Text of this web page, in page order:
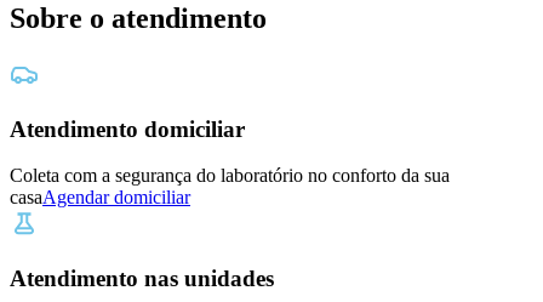
Sobre o atendimento
Atendimento domiciliar
Coleta com a segurança do laboratório no conforto da sua
casaAgendar domiciliar
Atendimento nas unidades